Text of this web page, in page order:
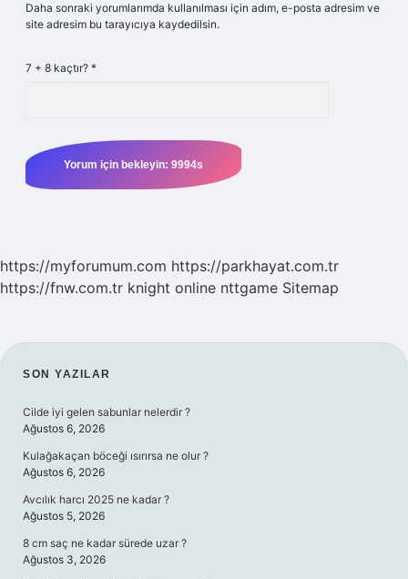
Daha sonraki yorumlarımda kullanılması için adım, e-posta adresim ve
site adresim bu tarayıcıya kaydedilsin.
7 + 8 kaçtır? *
https://myforumum.com https://parkhayat.com.tr
https://fnw.com.tr knight online nttgame Sitemap
SIDEBAR
SON YAZILAR
Cilde iyi gelen sabunlar nelerdir ?
Ağustos 6, 2026
Kulağakaçan böceği ısırırsa ne olur ?
Ağustos 6, 2026
Avcılık harcı 2025 ne kadar ?
Ağustos 5, 2026
8 cm saç ne kadar sürede uzar ?
Ağustos 3, 2026